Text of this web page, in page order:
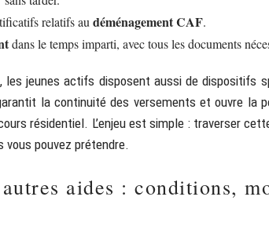
relatifs au déménagement CAF.
dans le temps imparti, avec tous les documents
les jeunes actifs disposent aussi de dispositifs
la continuité des versements et ouvre la
résidentiel. L’enjeu est simple : traverser
vous pouvez prétendre.
aides : conditions,